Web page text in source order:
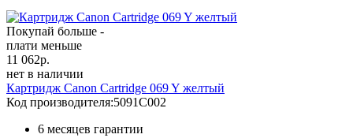
Покупай больше -
плати меньше
11 062р.
нет в наличии
Картридж Canon Cartridge 069 Y желтый
Код производителя:5091C002
6 месяцев гарантии